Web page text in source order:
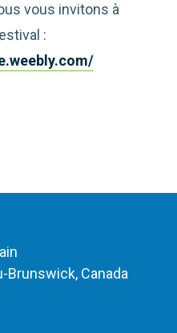
vous invitons à
:
Brunswick, Canada